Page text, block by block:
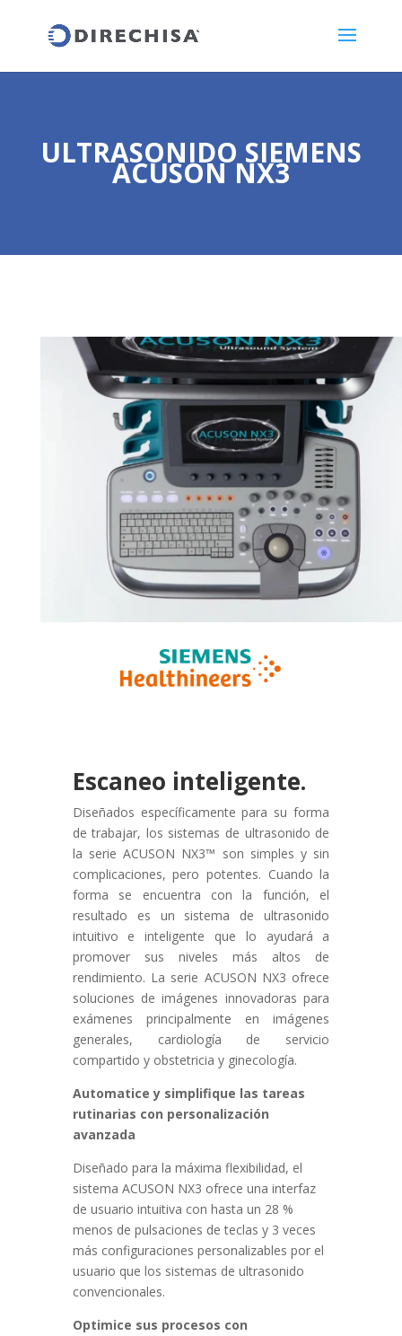
ULTRASONIDO SIEMENS
ACUSON NX3
Escaneo inteligente.
Diseñados específicamente para su forma
de trabajar, los sistemas de ultrasonido de
la serie ACUSON NX3™ son simples y sin
complicaciones, pero potentes. Cuando la
forma se encuentra con la función, el
resultado es un sistema de ultrasonido
intuitivo e inteligente que lo ayudará a
promover sus niveles más altos de
rendimiento. La serie ACUSON NX3 ofrece
soluciones de imágenes innovadoras para
exámenes principalmente en imágenes
generales, cardiología de servicio
compartido y obstetricia y ginecología.
Automatice y simplifique las tareas
rutinarias con personalización
avanzada
Diseñado para la máxima flexibilidad, el
sistema ACUSON NX3 ofrece una interfaz
de usuario intuitiva con hasta un 28 %
menos de pulsaciones de teclas y 3 veces
más configuraciones personalizables por el
usuario que los sistemas de ultrasonido
convencionales.
Optimice sus procesos con